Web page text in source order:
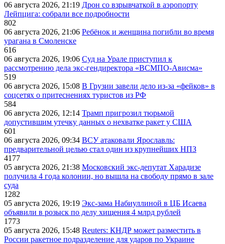
06 августа 2026, 21:19 Дрон со взрывчаткой в аэропорту
Лейпцига: собрали все подробности
802
06 августа 2026, 21:06 Ребёнок и женщина погибли во время
урагана в Смоленске
616
06 августа 2026, 19:06 Суд на Урале приступил к
рассмотрению дела экс-гендиректора «ВСМПО-Ависма»
519
06 августа 2026, 15:08 В Грузии завели дело из-за «фейков» в
соцсетях о притеснениях туристов из РФ
584
06 августа 2026, 12:14 Трамп пригрозил тюрьмой
допустившим утечку данных о нехватке ракет у США
601
06 августа 2026, 09:34 ВСУ атаковали Ярославль:
предварительной целью стал один из крупнейших НПЗ
4177
05 августа 2026, 21:38 Московский экс-депутат Харадизе
получила 4 года колонии, но вышла на свободу прямо в зале
суда
1282
05 августа 2026, 19:19 Экс-зама Набиуллиной в ЦБ Исаева
объявили в розыск по делу хищения 4 млрд рублей
1773
05 августа 2026, 15:48 Reuters: КНДР может разместить в
России ракетное подразделение для ударов по Украине